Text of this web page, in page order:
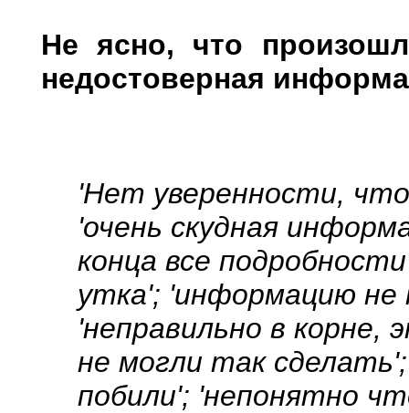
Не ясно, что
недостоверная
'Нет уверенности,
'очень скудная
конца все
утка'; 'информацию не
'неправильно в корне,
не могли так
побили'; 'непонятно